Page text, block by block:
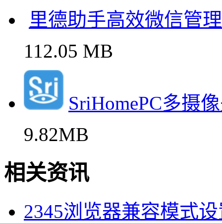
里德助手高效微信管
112.05 MB
SriHomePC多摄
9.82MB
相关资讯
2345浏览器兼容模式